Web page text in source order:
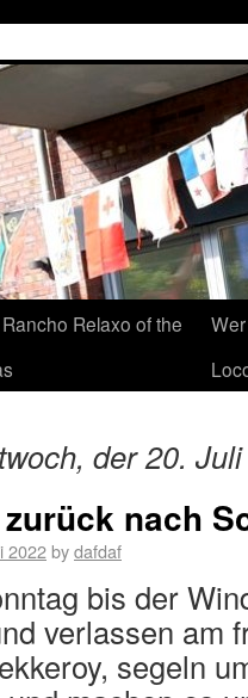
Relaxo of the
der 20.
nach
2022bydafdaf
bis der
verlassen am
segeln